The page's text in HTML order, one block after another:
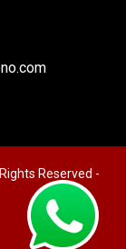
Reserved -